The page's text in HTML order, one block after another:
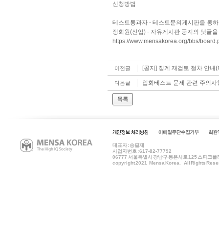
신청방법
테스트통과자 - 테스트문의게시판을 통
정회원(신입) - 자유게시판 공지의 댓글
https://www.mensakorea.org/bbs/
이전글 [공지] 징계 재검토 절차 안내
다음글 입회테스트 문제 관련 주의사
목록
대표자 : 송필재
사업자번호 : 617-82-77792
06777 서울특별시 강남구 봉은사로 125 스파
copyright 2021 Mensa Korea. All Rights